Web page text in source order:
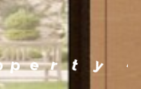
rtyManag m